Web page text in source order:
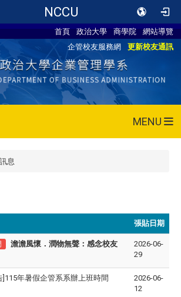
NCCU
首頁 政治大學 商學院
網站導覽
企管校友服務網
更新校友通訊
MENU
息
張貼日期
澹澹風懷．潤物無聲： 感念校友
2026-06-
29
]115年暑假企管系系辦上班時間
2026-06-
12